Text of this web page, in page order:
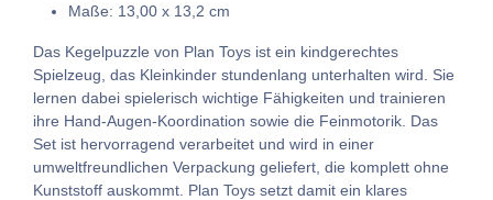
Maße: 13,00 x 13,2 cm
Das Kegelpuzzle von Plan Toys ist ein kindgerechtes
Spielzeug, das Kleinkinder stundenlang unterhalten wird. Sie
lernen dabei spielerisch wichtige Fähigkeiten und trainieren
ihre Hand-Augen-Koordination sowie die Feinmotorik. Das
Set ist hervorragend verarbeitet und wird in einer
umweltfreundlichen Verpackung geliefert, die komplett ohne
Kunststoff auskommt. Plan Toys setzt damit ein klares